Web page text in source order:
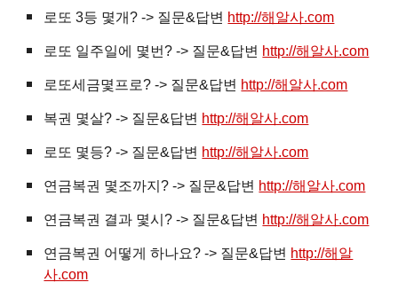
로또 3등 몇개? -> 질문&답변 http://해알사.com
로또 일주일에 몇번? -> 질문&답변 http://해알사.com
로또세금몇프로? -> 질문&답변 http://해알사.com
복권 몇살? -> 질문&답변 http://해알사.com
로또 몇등? -> 질문&답변 http://해알사.com
연금복권 몇조까지? -> 질문&답변 http://해알사.com
연금복권 결과 몇시? -> 질문&답변 http://해알사.com
연금복권 어떻게 하나요? -> 질문&답변 http://해알
사.com